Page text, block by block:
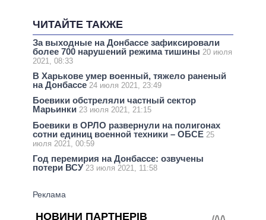
ЧИТАЙТЕ ТАКЖЕ
За выходные на Донбассе зафиксировали
более 700 нарушений режима тишины 20 июля
2021, 08:33
В Харькове умер военный, тяжело раненый
на Донбассе 24 июля 2021, 23:49
Боевики обстреляли частный сектор
Марьинки 23 июля 2021, 21:15
Боевики в ОРЛО развернули на полигонах
сотни единиц военной техники – ОБСЕ 25
июля 2021, 00:59
Год перемирия на Донбассе: озвучены
потери ВСУ 23 июля 2021, 11:58